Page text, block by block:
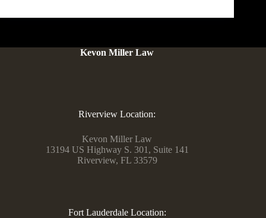
Kevon Miller Law
Riverview Location:
Kevon Miller Law
13194 US Highway S. 301, Suite 141
Riverview, FL 33579
Fort Lauderdale Location: